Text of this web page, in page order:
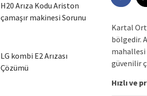
Kartal
bölgedir.
mahallesi
güvenilir
Hızlı ve
H20 Arıza Kodu Ariston
çamaşır makinesi Sorunu
LG kombi E2 Arızası
Çözümü